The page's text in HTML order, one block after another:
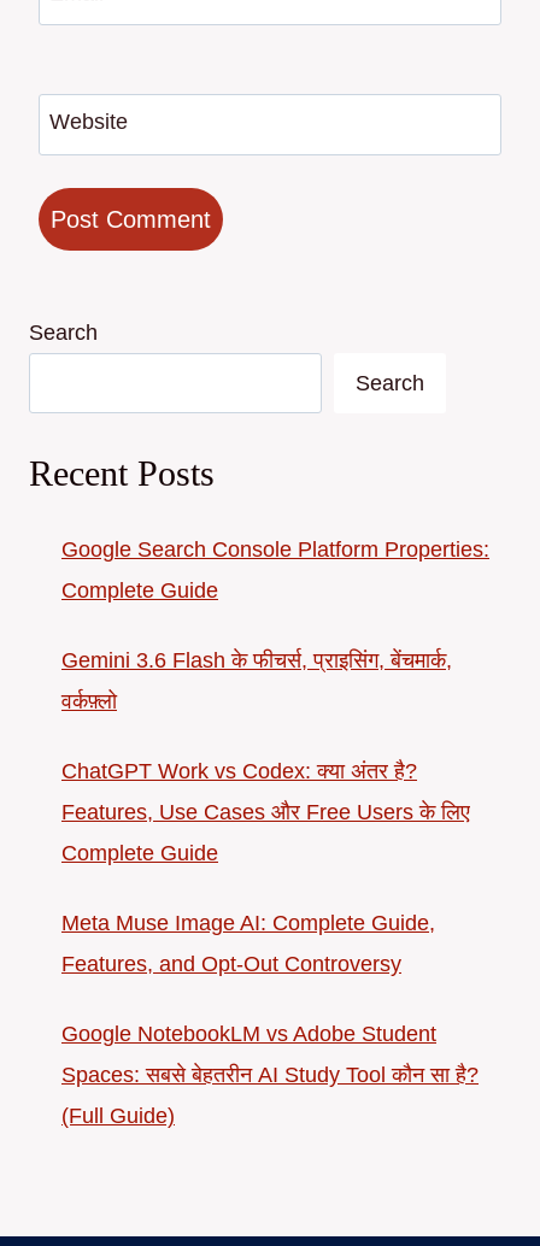
Website
Search
Search
Recent Posts
Google Search Console Platform Properties:
Complete Guide
Gemini 3.6 Flash के फीचर्स, प्राइसिंग, बेंचमार्क,
वर्कफ़्लो
ChatGPT Work vs Codex: क्या अंतर है?
Features, Use Cases और Free Users के लिए
Complete Guide
Meta Muse Image AI: Complete Guide,
Features, and Opt-Out Controversy
Google NotebookLM vs Adobe Student
Spaces: सबसे बेहतरीन AI Study Tool कौन सा है?
(Full Guide)